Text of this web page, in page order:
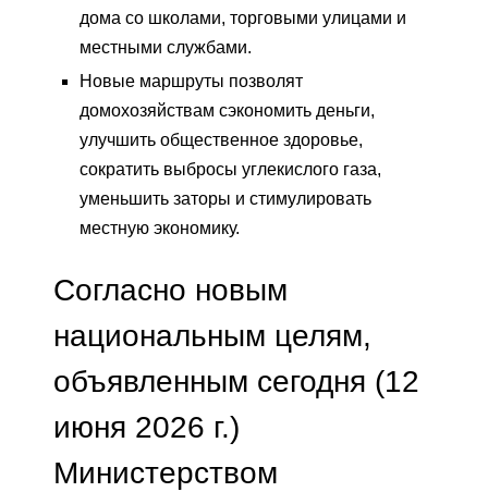
дома со школами, торговыми улицами и
местными службами.
Новые маршруты позволят
домохозяйствам сэкономить деньги,
улучшить общественное здоровье,
сократить выбросы углекислого газа,
уменьшить заторы и стимулировать
местную экономику.
Согласно новым
национальным целям,
объявленным сегодня (12
июня 2026 г.)
Министерством